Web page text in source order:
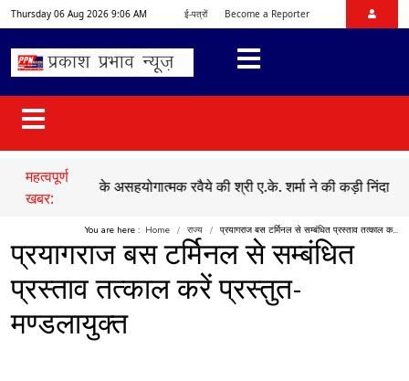
Thursday 06 Aug 2026 9:06 AM ई-पत्रों Become a Reporter
महत्वपूर्ण
खबर:
में विपक्ष के असहयोगात्मक रवैये की श्री ए.के. शर्मा ने की कड़ी निंदा ●एक
You are here : Home राज्य प्रयागराज बस टर्मिनल से सम्बंधित प्रस्ताव तत्काल क...
प्रयागराज बस टर्मिनल से सम्बंधित
प्रस्ताव तत्काल करें प्रस्तुत-
मण्डलायुक्त